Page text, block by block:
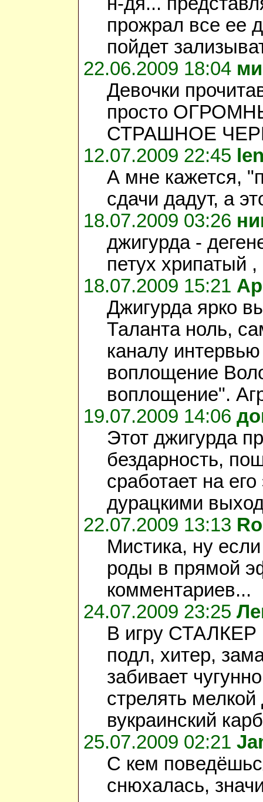
прожрал все ее
пойдет
22.06.2009 18:04
Девочки
просто
СТРАШНОЕ
12.07.2009 22:45
А мне кажется,
сдачи дадут, а
18.07.2009 03:26
джигурда -
петух хрипатый
18.07.2009 15:21
Джигурда ярко
Таланта ноль,
каналу
воплощение
воплощение".
19.07.2009 14:06
Этот джигурда
бездарность,
сработает на
дурацкими
22.07.2009 13:13
Мистика, ну
роды в прямой
комментариев...
24.07.2009 23:25
В игру СТАЛКЕР
подл, хитер,
забивает
стрелять
вукраинский
25.07.2009 02:21
С кем
снюхалась,